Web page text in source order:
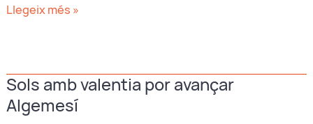
Trenzano
soc
jo”
Llegeix més »
Sols amb valentia por avançar
Algemesí